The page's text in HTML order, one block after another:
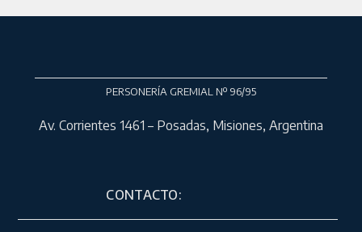
PERSONERÍA GREMIAL Nº 96/95
Av. Corrientes 1461 – Posadas, Misiones, Argentina
CONTACTO: